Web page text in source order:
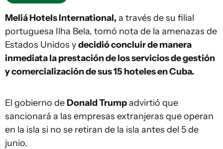
Meliá Hotels International, a través de su filial
portuguesa Ilha Bela, tomó nota de la amenazas de
Estados Unidos ydecidió concluir de manera
inmediata la prestación de los servicios de gestión
y comercialización de sus 15 hoteles en Cuba.
El gobierno de Donald Trumpadvirtió que
sancionará a las empresas extranjeras que operan
en la isla si no se retiran de la isla antes del 5 de
junio.